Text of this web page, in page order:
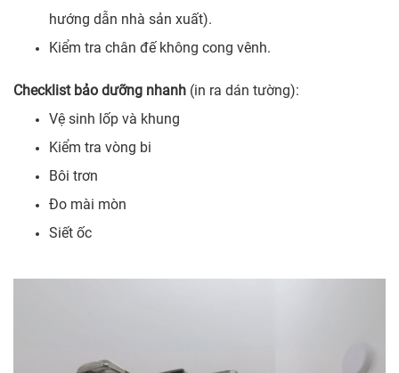
hướng dẫn nhà sản xuất).
Kiểm tra chân đế không cong vênh.
Checklist bảo dưỡng nhanh (in ra dán tường):
Vệ sinh lốp và khung
Kiểm tra vòng bi
Bôi trơn
Đo mài mòn
Siết ốc